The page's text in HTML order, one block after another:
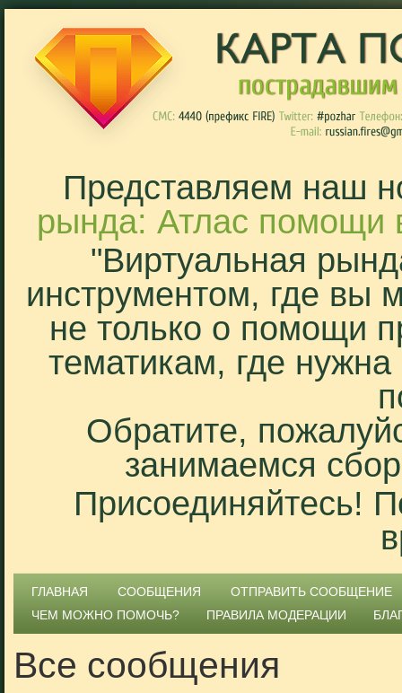
Представляем наш
рында: Атлас помощи
"Виртуальная
инструментом, где вы
не только о помощи
тематикам, где
Обратите,
занимаемся
Присоединяйтесь!
ГЛАВНАЯ СООБЩЕНИЯ
ОТПРАВИТЬ СООБЩЕНИЕ
ЧЕМ МОЖНО ПОМОЧЬ?
ПРАВИЛА МОДЕРАЦИИ
Все сообщения